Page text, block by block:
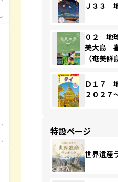
Ｊ３３
０２ 地
美大島
（奄美
Ｄ１７
２０２７
特設ページ
世界遺産